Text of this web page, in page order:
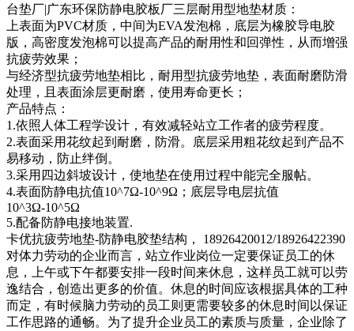
台垫厂|广东环保防静电胶板厂三层耐用型地垫材质：
上表面为PVC材质，中间为EVA发泡棉，底层为橡胶导电胶
版，高密度发泡棉可以提高产品的耐用性和回弹性，从而增强
抗疲劳效果；
与经济型抗疲劳地垫相比，耐用型抗疲劳地垫，表面耐磨防滑
处理，且表面涂层更耐磨，使用寿命更长；
产品特点：
1.依照人体工程学设计，有效减轻站立工作者的疲劳程度。
2.表面采用花纹起到耐磨，防滑。底层采用粗花纹起到产品不
易移动，防止绊倒。
3.采用四边斜坡设计，使地垫在使用过程中能完全服帖。
4.表面防静电抗值10^7Ω-10^9Ω；底层导电层抗值
10^3Ω-10^5Ω
5.配备防静电接地装置.
卡优抗疲劳地垫-防静电胶垫结构， 18926420012/18926422390
对体力劳动的企业而言，站立作业岗位一定要保证员工的休
息，上午或下午都要安排一段时间来休息，这样员工就可以劳
逸结合，创造出更多的价值。休息的时间应该根据具体的工种
而定，有时候脑力劳动的员工则更需要较多的休息时间以保证
工作思路的通畅。为了提升企业员工的素质与质量，企业除了